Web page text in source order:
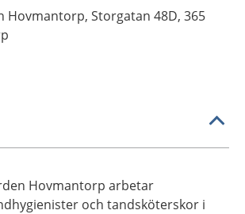
Hovmantorp, Storgatan 48D, 365
Hovmantorp arbetar
och tandsköterskor i